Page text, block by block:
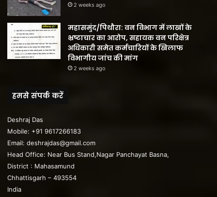
2 weeks ago
महासमुंद/पिथौरा: वन विभाग में लाखों के
भ्रष्टाचार का आरोप, सहायक वन परिक्षेत्र
अधिकारी समेत कर्मचारियों के खिलाफ
विभागीय जांच की मांग
2 weeks ago
हमसे संपर्क करें
Deshraj Das
Mobile: +91 9617266183
Email: deshrajdas@gmail.com
Head Office: Near Bus Stand,Nagar Panchayat Basna,
District : Mahasamund
Chhattisgarh – 493554
India